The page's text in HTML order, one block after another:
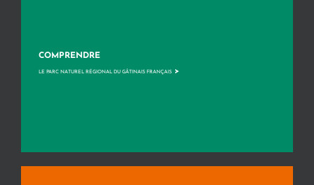
COMPRENDRE
LE PARC NATUREL RÉGIONAL DU GÂTINAIS FRANÇAIS >